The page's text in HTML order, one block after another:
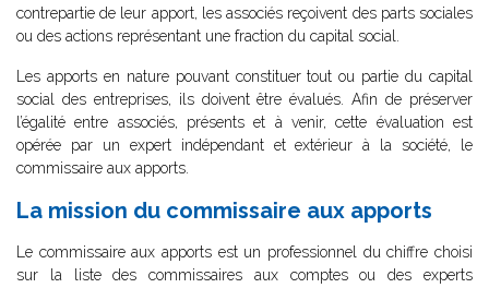
contrepartie de leur apport, les associés reçoivent des parts sociales
ou des actions représentant une fraction du capital social.
Les apports en nature pouvant constituer tout ou partie du capital
social des entreprises, ils doivent être évalués. Afin de préserver
l’égalité entre associés, présents et à venir, cette évaluation est
opérée par un expert indépendant et extérieur à la société, le
commissaire aux apports.
La mission du commissaire aux apports
Le commissaire aux apports est un professionnel du chiffre choisi
sur la liste des commissaires aux comptes ou des experts